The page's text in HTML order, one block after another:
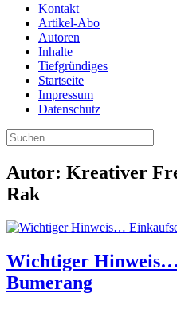
Kontakt
Artikel-Abo
Autoren
Inhalte
Tiefgründiges
Startseite
Impressum
Datenschutz
Suchen
nach:
Autor: Kreativer
Rak
Wichtiger
Bumerang